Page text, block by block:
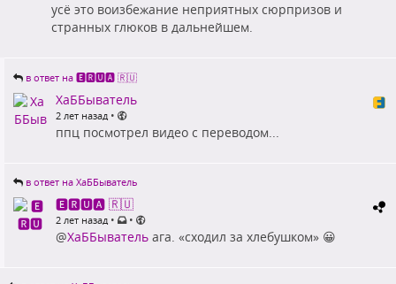
усё это воизбежание неприятных сюрпризов и
странных глюков в дальнейшем.
в ответ на 🅴🆁🆄🅰 🇷🇺
ХаББыватель
2 лет назад •
ппц посмотрел видео с переводом...
в ответ на ХаББыватель
🅴🆁🆄🅰 🇷🇺
2 лет назад • •
@ХаББыватель ага. «сходил за хлебушком» 😀